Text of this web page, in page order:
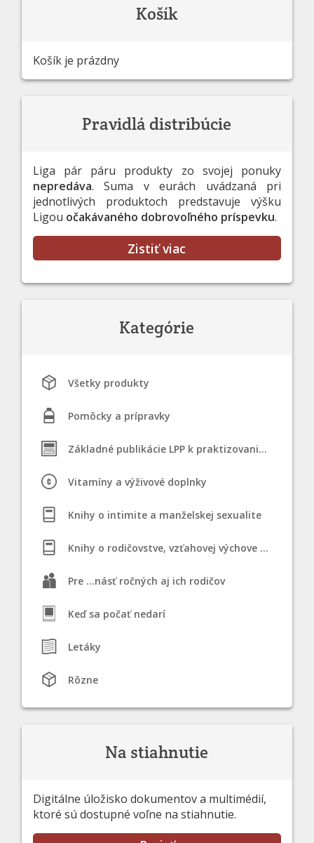
Košík
Košík je prázdny
Pravidlá distribúcie
Liga pár páru produkty zo svojej ponuky
nepredáva. Suma v eurách uvádzaná pri
jednotlivých produktoch predstavuje výšku
Ligou očakávaného dobrovoľného príspevku.
Zistiť viac
Kategórie
Všetky produkty
Pomôcky a prípravky
Základné publikácie LPP k praktizovaniu STM
Vitamíny a výživové doplnky
Knihy o intimite a manželskej sexualite
Knihy o rodičovstve, vzťahovej výchove a dojčení
Pre ...násť ročných aj ich rodičov
Keď sa počať nedarí
Letáky
Rôzne
Na stiahnutie
Digitálne úložisko dokumentov a multimédií,
ktoré sú dostupné voľne na stiahnutie.